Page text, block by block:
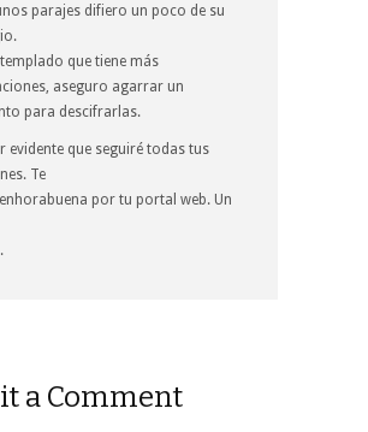
parajes difiero un poco de su
que tiene más
aseguro agarrar un
para descifrarlas.
evidente que seguiré todas tus
Te
por tu portal web. Un
a Comment